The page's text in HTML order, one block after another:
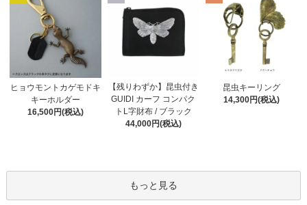
ヒョウモントカゲモドキ
キーホルダー
16,500円(税込)
【残りわずか】昆虫付き
GUIDI カーフ コンパク
トL字財布 / ブラック
44,000円(税込)
昆虫キーリング
14,300円(税込)
もっと見る